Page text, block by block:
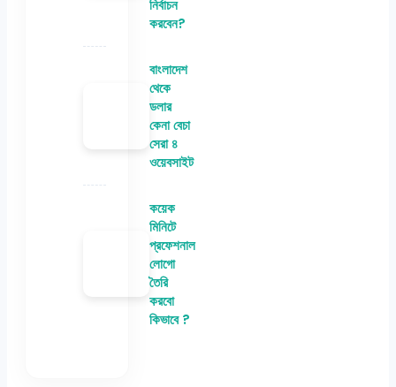
নির্বাচন
করবেন?
বাংলাদেশ
থেকে
ডলার
কেনা বেচা
সেরা ৪
ওয়েবসাইট
কয়েক
মিনিটে
প্রফেশনাল
লোগো
তৈরি
করবো
কিভাবে ?